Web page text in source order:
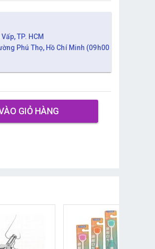
TP. HCM
Phú Thọ, Hồ Chí Minh (09h00
GIỎ HÀNG